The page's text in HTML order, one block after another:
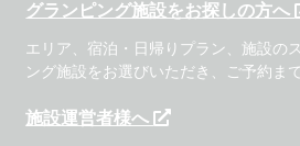
グランピング施設をお探しの方へ
エリア、宿泊・日帰りプラン、施設の
ング施設をお選びいただき、ご予約ま
施設運営者様へ